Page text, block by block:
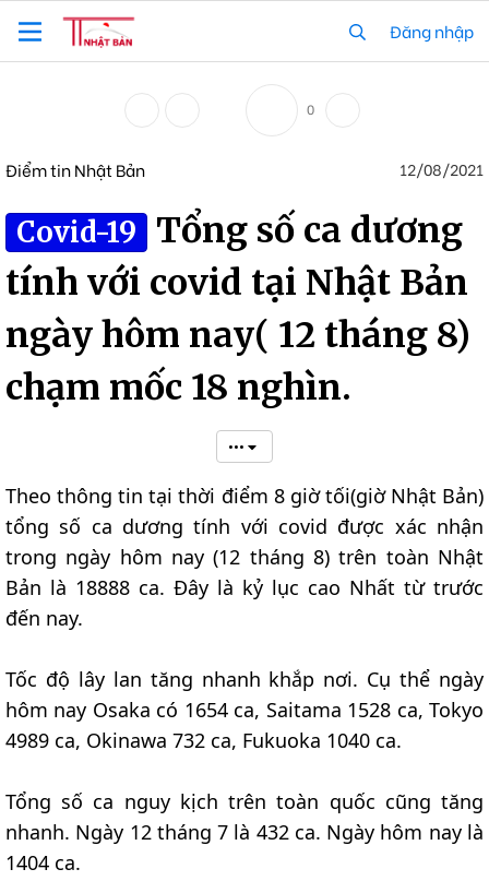
Đăng nhập
0
Điểm tin Nhật Bản 12/08/2021
Covid-19
Tổng số ca dương
tính với covid tại Nhật Bản
ngày hôm nay( 12 tháng 8)
chạm mốc 18 nghìn.
•••
Theo thông tin tại thời điểm 8 giờ tối(giờ Nhật Bản)
tổng số ca dương tính với covid được xác nhận
trong ngày hôm nay (12 tháng 8) trên toàn Nhật
Bản là 18888 ca. Đây là kỷ lục cao Nhất từ trước
đến nay.
Tốc độ lây lan tăng nhanh khắp nơi. Cụ thể ngày
hôm nay Osaka có 1654 ca, Saitama 1528 ca, Tokyo
4989 ca, Okinawa 732 ca, Fukuoka 1040 ca.
Tổng số ca nguy kịch trên toàn quốc cũng tăng
nhanh. Ngày 12 tháng 7 là 432 ca. Ngày hôm nay là
1404 ca.